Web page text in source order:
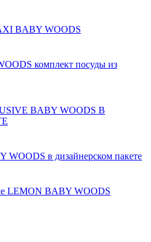
BABY WOODS
комплект посуды из
BABY WOODS В
в дизайнерском пакете
LEMON BABY WOODS